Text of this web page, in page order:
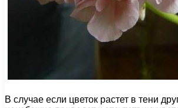
В случае если цветок растет в тени